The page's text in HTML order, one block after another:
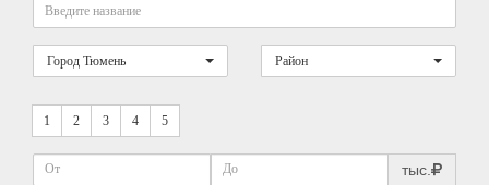
Город Тюмень Район
1 2 3 4 5
тыс.